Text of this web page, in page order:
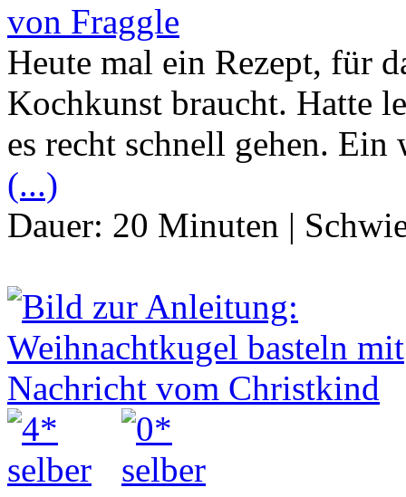
von Fraggle
Heute mal ein Rezept, für
Kochkunst braucht. Hatte
es recht schnell gehen.
(...)
Dauer: 20 Minuten |